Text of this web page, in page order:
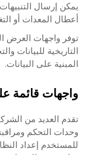
يمكن إرسال
أعطال المعدات أو
توفر واجهات العرض
التاريخية للبيانات
المبنية على البيانات.
واجهات قائمة
تقدم العديد من
وحدات التحكم
للمستخدم إعداد